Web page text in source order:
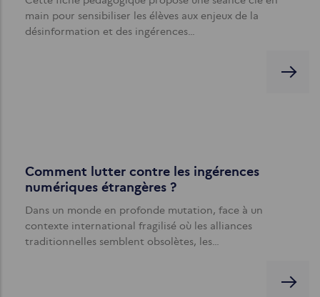
main pour sensibiliser les élèves aux enjeux de la
désinformation et des ingérences…
Comment lutter contre les ingérences
numériques étrangères ?
Dans un monde en profonde mutation, face à un
contexte international fragilisé où les alliances
traditionnelles semblent obsolètes, les…